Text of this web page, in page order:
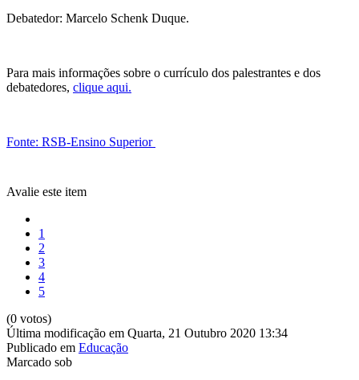
Debatedor: Marcelo Schenk Duque.
Para mais informações sobre o currículo dos palestrantes e dos
debatedores, clique aqui.
Fonte: RSB-Ensino Superior
Avalie este item
1
2
3
4
5
(0 votos)
Última modificação em Quarta, 21 Outubro 2020 13:34
Publicado em Educação
Marcado sob